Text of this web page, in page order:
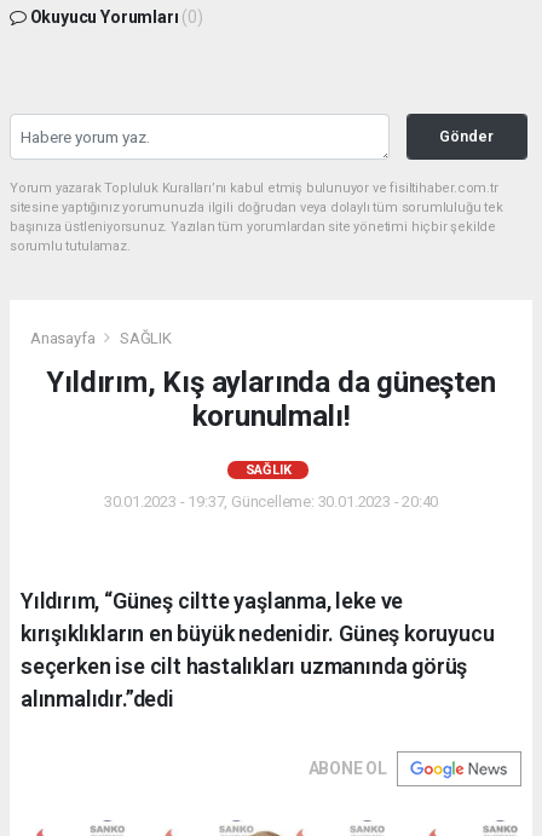
Okuyucu Yorumları (0)
Gönder
Yorum yazarak Topluluk Kuralları’nı kabul etmiş bulunuyor ve fisiltihaber.com.tr
sitesine yaptığınız yorumunuzla ilgili doğrudan veya dolaylı tüm sorumluluğu tek
başınıza üstleniyorsunuz. Yazılan tüm yorumlardan site yönetimi hiçbir şekilde
sorumlu tutulamaz.
Anasayfa SAĞLIK
Yıldırım, Kış aylarında da güneşten
korunulmalı!
SAĞLIK
30.01.2023 - 19:37, Güncelleme: 30.01.2023 - 20:40
Yıldırım, “Güneş ciltte yaşlanma, leke ve
kırışıklıkların en büyük nedenidir. Güneş koruyucu
seçerken ise cilt hastalıkları uzmanında görüş
alınmalıdır.”dedi
ABONE OL